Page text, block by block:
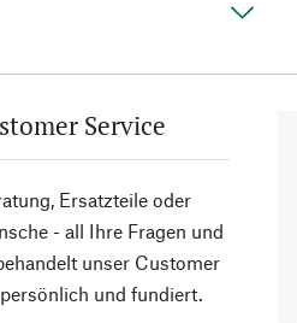
Service
Ersatzteile oder
- all Ihre Fragen und
unser Customer
und fundiert.